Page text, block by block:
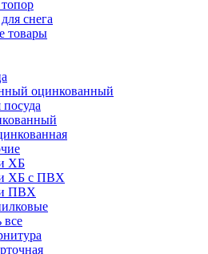
снега
товары
оцинкованный
ХБ
ХБ с ПВХ
ПВХ
все